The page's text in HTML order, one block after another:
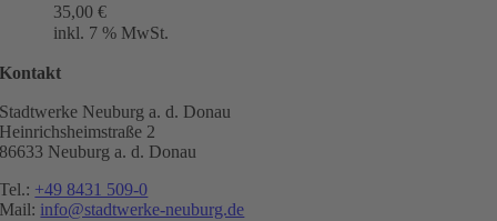
35,00 €
inkl. 7 % MwSt.
Kontakt
Stadtwerke Neuburg a. d. Donau
Heinrichsheimstraße 2
86633 Neuburg a. d. Donau
Tel.: +49 8431 509-0
Mail: info@stadtwerke-neuburg.de